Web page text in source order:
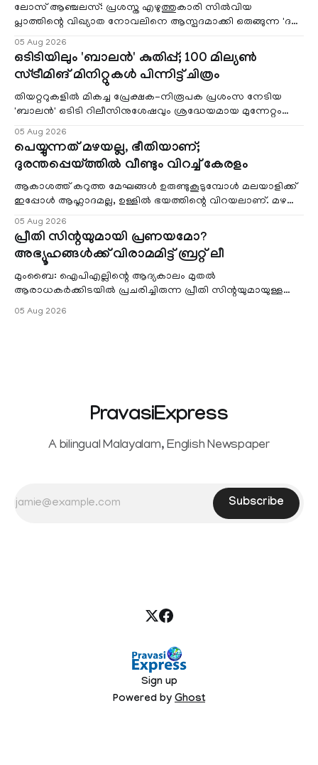
ലോസ് ആഞ്ചലസ്: പ്രശസ്ത എഴുത്തുകാരി സിൽവിയ
പ്ലാത്തിന്റെ വിഖ്യാത നോവലിനെ ആസ്പദമാക്കി ഒരുങ്ങുന്ന 'ദ
ബെൽ ജാർ' എന്ന ചിത്രത്തി
05 Aug 2026
ഒടിടിയിലും 'ബാലൻ' കുതിപ്പ്; 100 മില്യൺ
സ്ട്രീമിങ് മിനിറ്റുകൾ പിന്നിട്ട് ചിത്രം
തിയറ്ററുകളിൽ മികച്ച പ്രേക്ഷക-നിരൂപക പ്രശംസ നേടിയ
'ബാലൻ' ഒടിടി റിലീസിനുശേഷവും ശ്രദ്ധേയമായ മുന്നേറ്റം
തുടരുന്നു. സീ5-ൽ
05 Aug 2026
പെയ്യുന്നത് മഴയല്ല, ഭീതിയാണ്;
ദുരന്തപ്പെയ്ത്തിൽ വീണ്ടും വിറച്ച് കേരളം
ആകാശത്ത് കറുത്ത മേഘങ്ങൾ ഉരുണ്ടുകൂടുമ്പോൾ മലയാളിക്ക്
ഇപ്പോൾ ആഹ്ലാദമല്ല, ഉള്ളിൽ ഭയത്തിന്റെ വിറയലാണ്. മഴ
ഒരുകാലത്ത് സമൃദ്ധിയുടെയും പ്
05 Aug 2026
പ്രീതി സിന്റയുമായി പ്രണയമോ?
അഭ്യൂഹങ്ങൾക്ക് വിരാമമിട്ട് ബ്രറ്റ് ലീ
മുംബൈ: ഐപിഎല്ലിന്റെ ആദ്യകാലം മുതൽ
ആരാധകർക്കിടയിൽ പ്രചരിച്ചിരുന്ന പ്രീതി സിന്റയുമായുള്ള
പ്രണയ അഭ്യൂഹങ്ങൾ തള്ളി മുൻ ഓസ്ട്രേലിയൻ പേ
05 Aug 2026
PravasiExpress
A bilingual Malayalam, English Newspaper
Subscribe
Sign up
Powered by Ghost